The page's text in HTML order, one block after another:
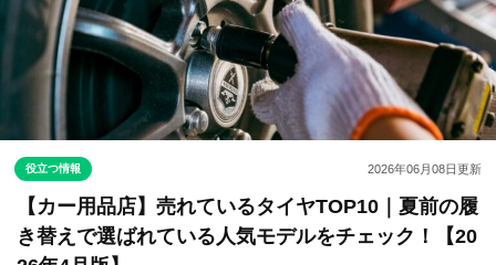
役立つ情報 2026年06月08日更新
【カー用品店】売れているタイヤTOP10｜夏前の履
き替えで選ばれている人気モデルをチェック！【20